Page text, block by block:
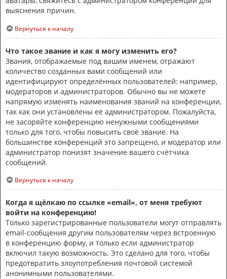
выяснения причин.
Вернуться к началу
Что такое звание и как я могу изменить его?
Звания, отображаемые под вашим именем, отражают
количество созданных вами сообщений или
идентифицируют определённых пользователей: например,
модераторов и администраторов. Обычно вы не можете
напрямую изменять наименования званий на конференции,
так как они установлены её администратором. Пожалуйста,
не засоряйте конференцию ненужными сообщениями
только для того, чтобы повысить своё звание. На
большинстве конференций это запрещено, и модератор или
администратор понизят значение вашего счётчика
сообщений.
Вернуться к началу
Когда я щёлкаю по ссылке «email», от меня требуют
войти на конференцию!
Только зарегистрированные пользователи могут отправлять
email-сообщения другим пользователям через встроенную
в конференцию форму, и только если администратор
включил такую возможность. Это сделано для того, чтобы
предотвратить злоупотребления почтовой системой
анонимными пользователями.